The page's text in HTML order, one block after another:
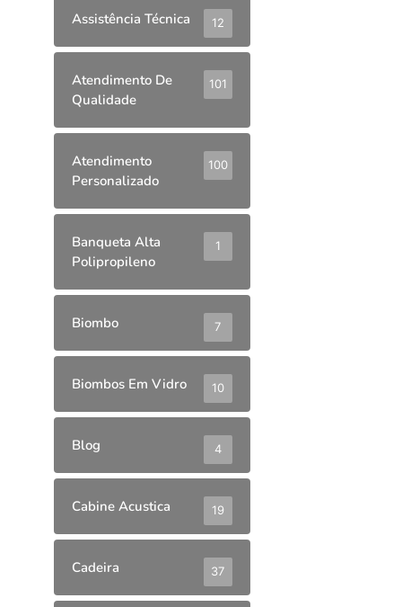
Assistência Técnica 12
Atendimento De
Qualidade
101
Atendimento
Personalizado
100
Banqueta Alta
Polipropileno
1
Biombo 7
Biombos Em Vidro 10
Blog 4
Cabine Acustica 19
Cadeira 37